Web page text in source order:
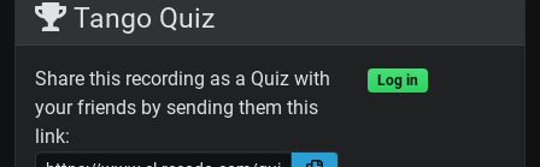
Tango Quiz
Share this recording as a Quiz with
your friends by sending them this
link:
Log in